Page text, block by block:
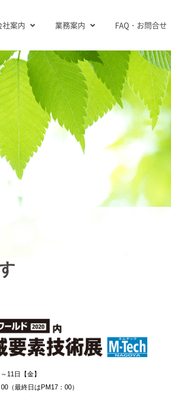
社案内 業務案内 FAQ・お問合せ
11 日【金】
00 （最終日は PM17 ： 00）